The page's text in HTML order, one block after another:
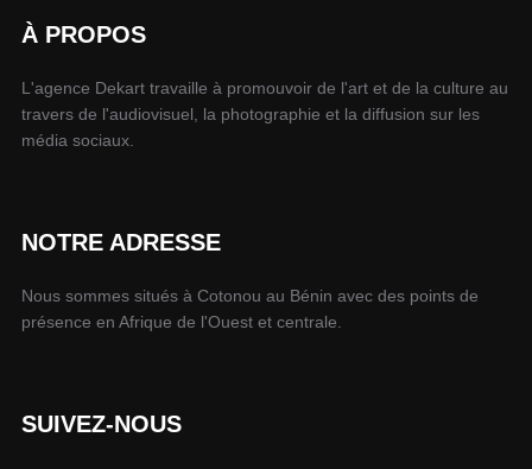
À PROPOS
L'agence Dekart travaille à promouvoir de l'art et de la culture au
travers de l'audiovisuel, la photographie et la diffusion sur les
média sociaux.
NOTRE ADRESSE
Nous sommes situés à Cotonou au Bénin avec des points de
présence en Afrique de l'Ouest et centrale.
SUIVEZ-NOUS